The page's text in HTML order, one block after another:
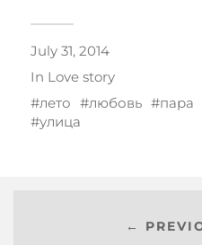
July 31, 2014
In Love story
лето
любовь пара
улица
←